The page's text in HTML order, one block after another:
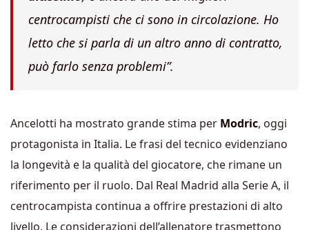
centrocampisti che ci sono in circolazione. Ho
letto che si parla di un altro anno di contratto,
può farlo senza problemi”.
Ancelotti ha mostrato grande stima per Modric, oggi
protagonista in Italia. Le frasi del tecnico evidenziano
la longevità e la qualità del giocatore, che rimane un
riferimento per il ruolo. Dal Real Madrid alla Serie A, il
centrocampista continua a offrire prestazioni di alto
livello. Le considerazioni dell’allenatore trasmettono